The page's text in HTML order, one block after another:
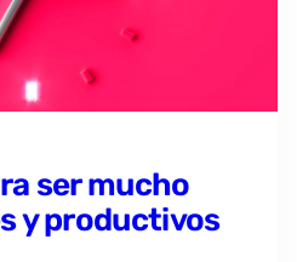
ser mucho
y productivos